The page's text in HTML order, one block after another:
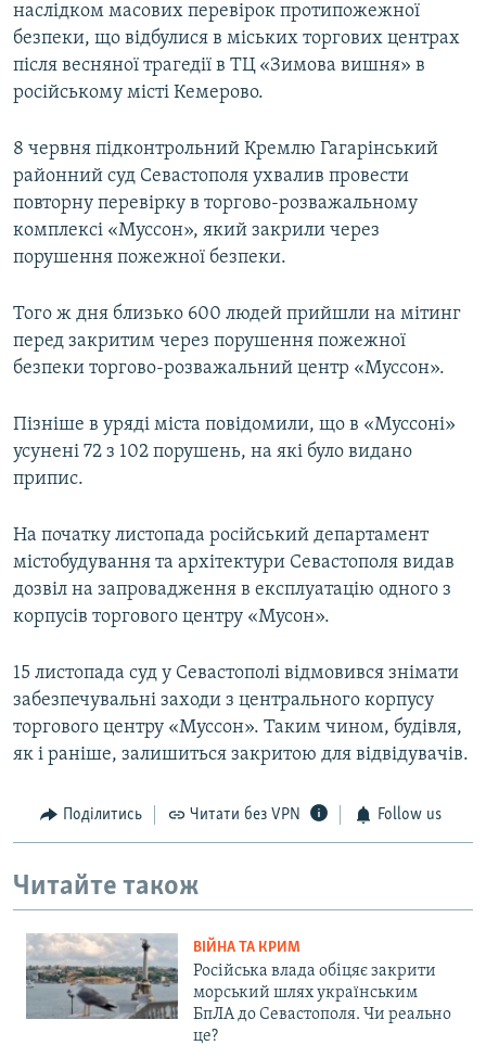
наслідком масових перевірок протипожежної
безпеки, що відбулися в міських торгових центрах
після весняної трагедії в ТЦ «Зимова вишня» в
російському місті Кемерово.
8 червня підконтрольний Кремлю Гагарінський
районний суд Севастополя ухвалив провести
повторну перевірку в торгово-розважальному
комплексі «Муссон», який закрили через
порушення пожежної безпеки.
Того ж дня близько 600 людей прийшли на мітинг
перед закритим через порушення пожежної
безпеки торгово-розважальний центр «Муссон».
Пізніше в уряді міста повідомили, що в «Муссоні»
усунені 72 з 102 порушень, на які було видано
припис.
На початку листопада російський департамент
містобудування та архітектури Севастополя видав
дозвіл на запровадження в експлуатацію одного з
корпусів торгового центру «Мусон».
15 листопада суд у Севастополі відмовився знімати
забезпечувальні заходи з центрального корпусу
торгового центру «Муссон». Таким чином, будівля,
як і раніше, залишиться закритою для відвідувачів.
Поділитись Читати без VPN Follow us
Читайте також
ВІЙНА ТА КРИМ
Російська влада обіцяє закрити
морський шлях українським
БпЛА до Севастополя. Чи реально
це?